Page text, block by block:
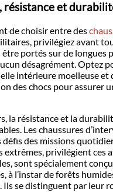
résistance et
de choisir entre des
privilégiez avant
être portés sur de longues
désagrément. Optez
intérieure moelleuse et
des chocs pour assurer
la résistance et la
Les chaussures
défis des missions
extrêmes, privilégient ces
sont spécialement
à l’instar de forêts
Ils se distinguent par leur